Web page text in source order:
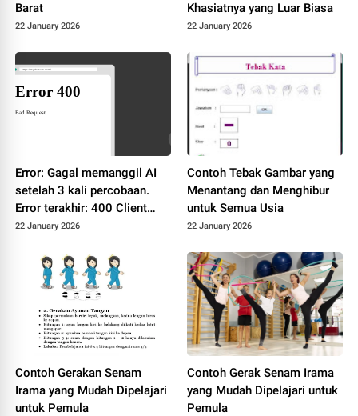
Barat
22 January 2026
Khasiatnya yang Luar Biasa
22 January 2026
Error: Gagal memanggil AI
setelah 3 kali percobaan.
Error terakhir: 400 Client
Error: Bad Request for url:
intl.aliyuncs.com/compatibl
mode/v1/chat/completions
22 January 2026
Contoh Tebak Gambar yang
Menantang dan Menghibur
untuk Semua Usia
22 January 2026
Contoh Gerakan Senam
Irama yang Mudah Dipelajari
untuk Pemula
Contoh Gerak Senam Irama
yang Mudah Dipelajari untuk
Pemula